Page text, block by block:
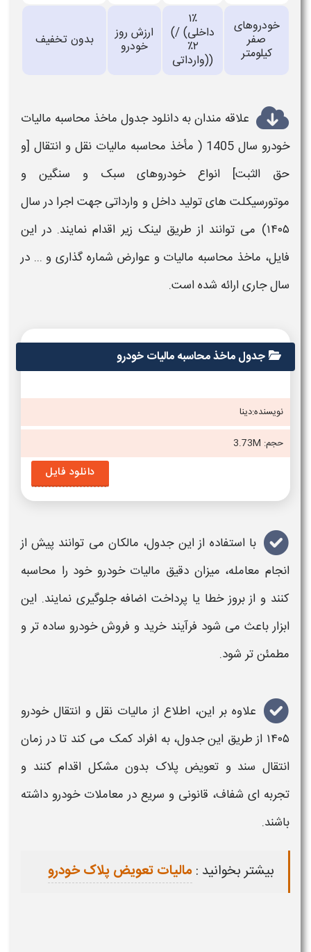
خودروهای
صفر
کیلومتر
۱٪
(داخلی) /
۲٪
(وارداتی)
ارزش روز
خودرو بدون تخفیف
علاقه مندان به دانلودجدول ماخذ محاسبه مالیات
خودرو سال 1405 (
مأخذ محاسبه مالیات نقل و انتقال [و
حق الثبت] انواع خودروهای سبک و سنگین و
موتورسیکلت های تولید داخل و وارداتی جهت اجرا در سال
۱۴۰۵) می توانند از طریق لینک زیر اقدام نمایند. در این
فایل، ماخذ محاسبه مالیات و عوارض شماره گذاری و ... در
سال جاری ارائه شده است.
جدول ماخذ محاسبه مالیات خودرو
نویسنده:دینا
حجم: 3.73M
دانلود فایل
با استفاده از اینجدول، مالکان می توانند پیش از
انجام معامله، میزان دقیق مالیات خودروخود را محاسبه
کنند و از بروز خطا یا پرداخت اضافه جلوگیری نمایند. این
ابزار باعث می شود فرآیند خرید و فروشخودرو ساده تر و
مطمئن تر شود.
علاوه بر این، اطلاع ازمالیات نقل و انتقال خودرو
۱۴۰۵ از طریق اینجدول، به افراد کمک می کند تا در زمان
انتقال سند و تعویض پلاک بدون مشکل اقدام کنند و
تجربه ای شفاف، قانونی و سریع در معاملاتخودرو داشته
باشند.
بیشتر بخوانید :مالیات تعویض پلاک خودرو